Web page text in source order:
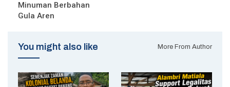
Minuman Berbahan
Gula Aren
You might also like More From Author